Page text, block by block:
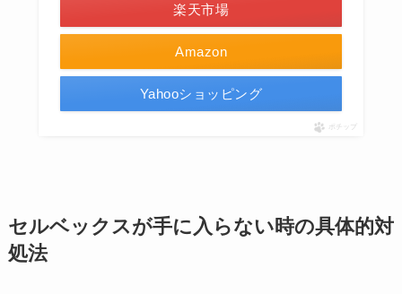
Amazon
楽天市場
Yahooショッピング
ポチップ
セルベックスが手に入らない時の具体的対
処法